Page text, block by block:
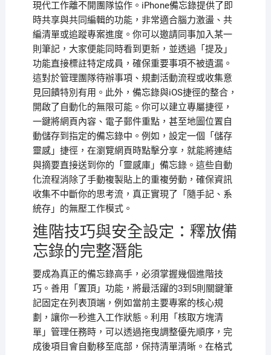
現代工作離不開團隊協作。iPhone備忘錄提供了即
時共享與共同編輯的功能，非常適合腦力激盪、共
編清單或追蹤專案進度。你可以邀請同事加入某一
則筆記，大家便能同時看到更新，並透過「提及」
功能直接標註特定成員，確保重要事項不被遺漏。
這對於管理團隊待辦事項、規劃活動流程或收集意
見回饋特別有用。此外，備忘錄與iOS捷徑的整合，
開啟了自動化的無限可能。你可以建立專屬捷徑，
一鍵將網頁內容、電子郵件重點，甚至地圖位置自
動儲存到指定的備忘錄中。例如，設定一個「儲存
靈感」捷徑，在瀏覽網頁時點擊分享，就能將連結
與摘要直接送到你的「靈感庫」備忘錄。這些自動
化流程消除了手動複製貼上的重複勞動，確保資訊
收集不中斷你的思考流，真正實現了「隨手記、系
統存」的無壓工作模式。
進階技巧與安全設定：釋放備
忘錄的完整潛能
要成為真正的備忘錄高手，必須掌握幾個進階技
巧。善用「置頂」功能，將最活躍的3到5則關鍵筆
記固定在列表頂端，例如當前主要專案的核心規
劃，讓你一秒進入工作狀態。利用「核取方塊清
單」管理任務時，可以透過拖曳調整優先順序，完
成後項目會自動移至底部，保持清單清晰。在格式